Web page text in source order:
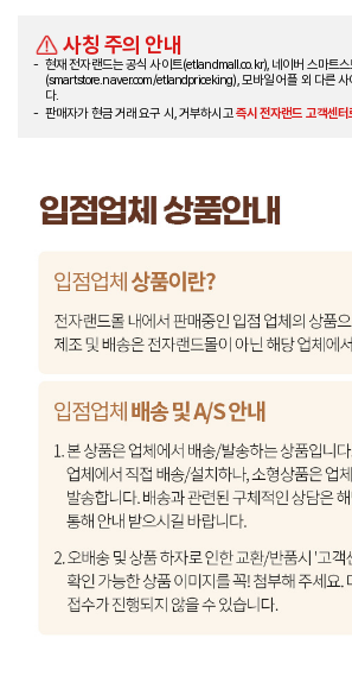
사칭 주의 안내
현재 전자랜드는 공식 사이트(etlandmall.co.kr), 네이버 스마트스
(smartstore.naver.com/etlandpriceking), 모바일 어플 외 다른
다.
판매자가 현금 거래 요구 시, 거부하시고즉시 전자랜드 고객센